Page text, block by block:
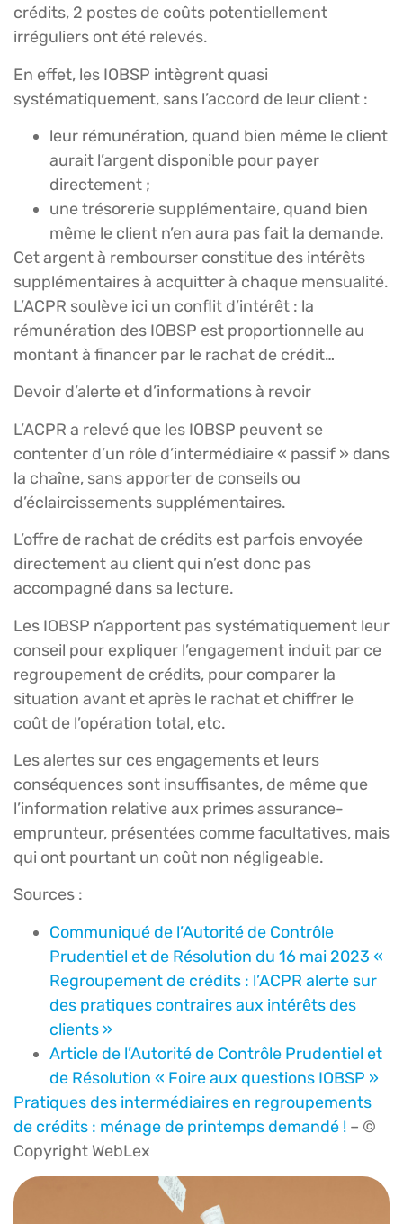
crédits, 2 postes de coûts potentiellement
irréguliers ont été relevés.
En effet, les IOBSP intègrent quasi
systématiquement, sans l’accord de leur client :
leur rémunération, quand bien même le client
aurait l’argent disponible pour payer
directement ;
une trésorerie supplémentaire, quand bien
même le client n’en aura pas fait la demande.
Cet argent à rembourser constitue des intérêts
supplémentaires à acquitter à chaque mensualité.
L’ACPR soulève ici un conflit d’intérêt : la
rémunération des IOBSP est proportionnelle au
montant à financer par le rachat de crédit…
Devoir d’alerte et d’informations à revoir
L’ACPR a relevé que les IOBSP peuvent se
contenter d’un rôle d’intermédiaire « passif » dans
la chaîne, sans apporter de conseils ou
d’éclaircissements supplémentaires.
L’offre de rachat de crédits est parfois envoyée
directement au client qui n’est donc pas
accompagné dans sa lecture.
Les IOBSP n’apportent pas systématiquement leur
conseil pour expliquer l’engagement induit par ce
regroupement de crédits, pour comparer la
situation avant et après le rachat et chiffrer le
coût de l’opération total, etc.
Les alertes sur ces engagements et leurs
conséquences sont insuffisantes, de même que
l’information relative aux primes assurance-
emprunteur, présentées comme facultatives, mais
qui ont pourtant un coût non négligeable.
Sources :
Communiqué de l’Autorité de Contrôle
Prudentiel et de Résolution du 16 mai 2023 «
Regroupement de crédits : l’ACPR alerte sur
des pratiques contraires aux intérêts des
clients »
Article de l’Autorité de Contrôle Prudentiel et
de Résolution « Foire aux questions IOBSP »
Pratiques des intermédiaires en regroupements
de crédits : ménage de printemps demandé ! – ©
Copyright WebLex